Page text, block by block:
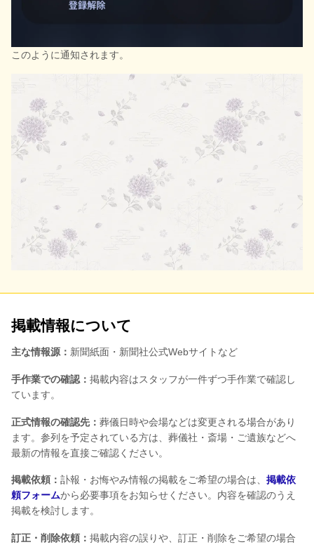
このように通知されます。
掲載情報について
主な情報源： 新聞紙面・新聞社公式Webサイトなど
手作業での確認： 掲載内容はスタッフが一件ずつ手作業で確認し
ています。
正式情報の確認先： 葬儀日時や会場などは変更される場合があり
ます。参列を予定されている方は、葬儀社・斎場・ご遺族などへ
最新の情報を直接ご確認ください。
掲載依頼： 訃報・お悔やみ情報の掲載をご希望の場合は、 掲載依
頼フォームから必要事項をお知らせください。内容を確認のうえ
掲載を検討します。
訂正・削除依頼： 掲載内容の誤りや、訂正・削除をご希望の場合